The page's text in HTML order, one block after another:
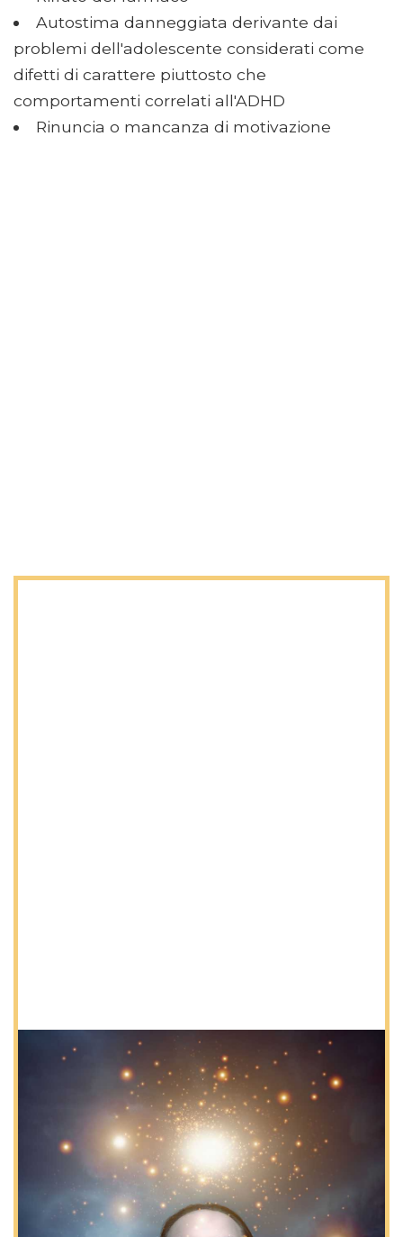
Autostima danneggiata derivante dai
problemi dell'adolescente considerati come
difetti di carattere piuttosto che
comportamenti correlati all'ADHD
Rinuncia o mancanza di motivazione